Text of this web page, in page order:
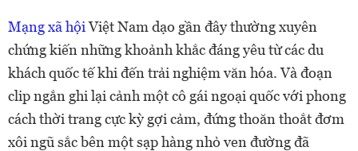
Mạng xã hộiViệt Nam dạo gần đây thường xuyên
chứng kiến những khoảnh khắc đáng yêu từ các du
khách quốc tế khi đến trải nghiệm văn hóa. Và đoạn
clip ngắn ghi lại cảnh một cô gái ngoại quốc với phong
cách thời trang cực kỳ gợi cảm, đứng thoăn thoắt đơm
xôi ngũ sắc bên một sạp hàng nhỏ ven đường đã